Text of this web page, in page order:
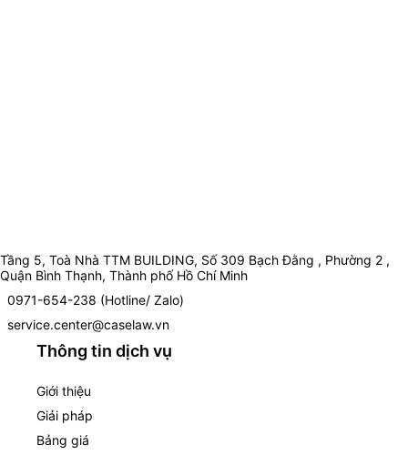
Tầng 5, Toà Nhà TTM BUILDING, Số 309 Bạch Đằng , Phường 2 ,
Quận Bình Thạnh, Thành phố Hồ Chí Minh
0971-654-238 (Hotline/ Zalo)
service.center@caselaw.vn
Thông tin dịch vụ
Giới thiệu
Giải pháp
Bảng giá